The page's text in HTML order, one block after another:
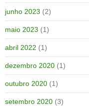
junho 2023 (2)
maio 2023 (1)
abril 2022 (1)
dezembro 2020 (1)
outubro 2020 (1)
setembro 2020 (3)